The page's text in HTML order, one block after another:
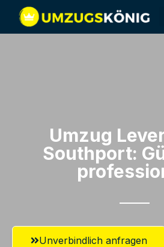
Umzug
Southport:
Unverbindlich anfragen